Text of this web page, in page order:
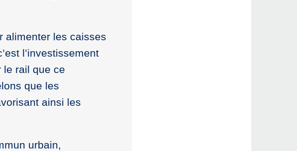
alimenter les caisses
l’investissement
le rail que ce
que les
ainsi les
urbain,